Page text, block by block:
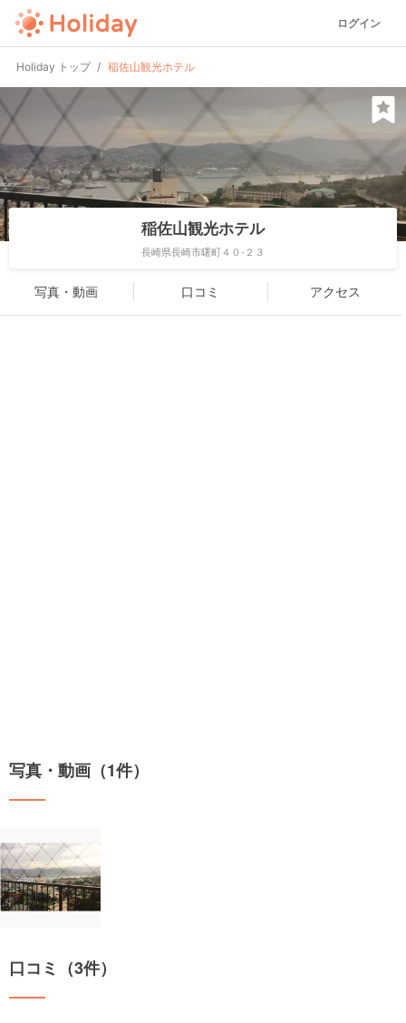
ログイン
Holiday トップ 稲佐山観光ホテル
稲佐山観光ホテル
長崎県長崎市曙町４０-２３
写真・動画 口コミ アクセス
写真・動画（1件）
口コミ（3件）